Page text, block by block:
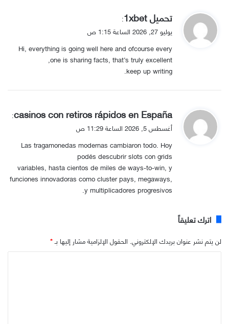
ي
و
ل
تحميل 1xbet
:
يوليو 27, 2026 الساعة 1:15 ص
Hi, everything is going well here and ofcourse every
one is sharing facts, that’s truly excellent,
keep up writing.
ي
ق
و
ل
casinos con retiros rápidos en España
:
أغسطس 5, 2026 الساعة 11:29 ص
Las tragamonedas modernas cambiaron todo. Hoy
podés descubrir slots con grids
variables, hasta cientos de miles de ways-to-win, y
funciones innovadoras como cluster pays, megaways,
y multiplicadores progresivos.
اترك تعليقاً
لن يتم نشر عنوان بريدك الإلكتروني. الحقول الإلزامية مشار إليها بـ*